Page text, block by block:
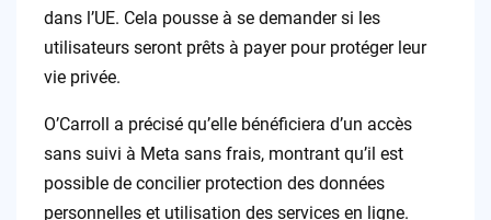
dans l’UE. Cela pousse à se demander si les
utilisateurs seront prêts à payer pour protéger leur
vie privée.
O’Carroll a précisé qu’elle bénéficiera d’un accès
sans suivi à Meta sans frais, montrant qu’il est
possible de concilier protection des données
personnelles et utilisation des services en ligne.